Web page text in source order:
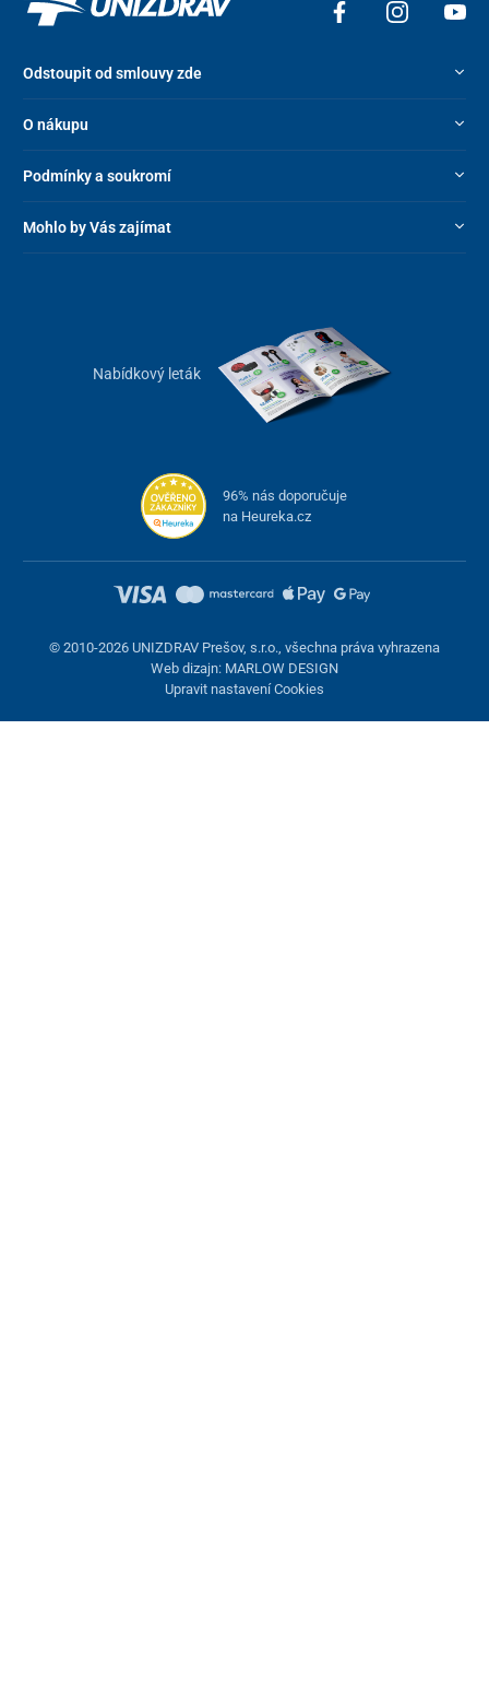
Odstoupit od smlouvy zde
O nákupu
Podmínky a soukromí
Mohlo by Vás zajímat
Nabídkový leták
96% nás doporučuje
na Heureka.cz
© 2010-2026 UNIZDRAV Prešov, s.r.o., všechna práva vyhrazena
Web dizajn: MARLOW DESIGN
Upravit nastavení Cookies